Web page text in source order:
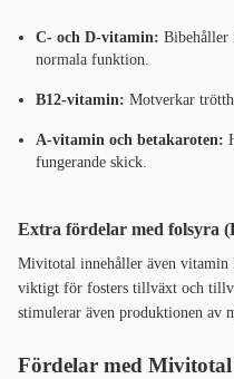
C- och D-vitamin: Bibehåller
normala funktion.
B12-vitamin: Motverkar
A-vitamin och betakaroten:
fungerande skick.
Extra fördelar med folsyra
Mivitotal innehåller även
viktigt för fosters tillväxt och
stimulerar även produktionen av
Fördelar med Mivitotal